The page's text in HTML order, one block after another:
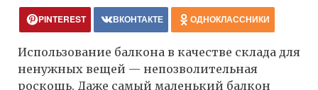
PINTEREST ВКОНТАКТЕ ОДНОКЛАССНИКИ
Использование балкона в качестве склада для
ненужных вещей — непозволительная
роскошь. Даже самый маленький балкон